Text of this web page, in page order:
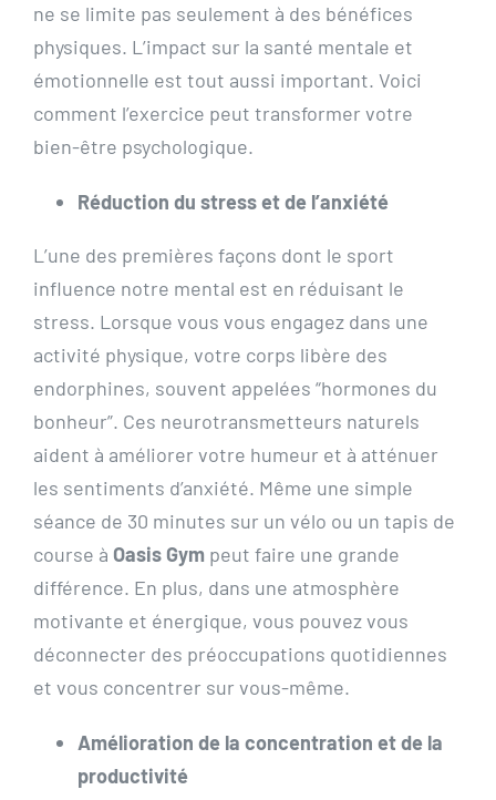
ne se limite pas seulement à des bénéfices
physiques. L’impact sur la santé mentale et
émotionnelle est tout aussi important. Voici
comment l’exercice peut transformer votre
bien-être psychologique.
Réduction du stress et de l’anxiété
L’une des premières façons dont le sport
influence notre mental est en réduisant le
stress. Lorsque vous vous engagez dans une
activité physique, votre corps libère des
endorphines, souvent appelées “hormones du
bonheur”. Ces neurotransmetteurs naturels
aident à améliorer votre humeur et à atténuer
les sentiments d’anxiété. Même une simple
séance de 30 minutes sur un vélo ou un tapis de
course à Oasis Gympeut faire une grande
différence. En plus, dans une atmosphère
motivante et énergique, vous pouvez vous
déconnecter des préoccupations quotidiennes
et vous concentrer sur vous-même.
Amélioration de la concentration et de la
productivité